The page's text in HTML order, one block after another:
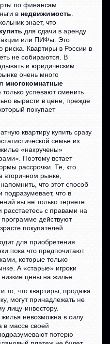
по финансам
в недвижимость
знает, что
для сдачи в аренду
акции или ПИФы. Это
риска. Квартиры в России в
не собираются. В
и юридическим
очень много
многокомнатные
только успевают сменить
вырасти в цене, прежде
покупает
квартиру купить сразу
семье из
«накручены»
Поэтому встает
рассрочки. Те, кто
вторичном рынке,
что этот способ
что в
вы не только теряете
с правами на
действуют
покупателей.
для приобретения
пока что предпочитают
которые только
А «старые» игроки
цены на жилье.
то, что квартиры, продажа
могут принадлежать не
лицу-инвестору.
жилья невозможна в силу
в массе своей
потерю